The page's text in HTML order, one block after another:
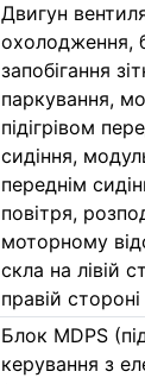
Двигун
охолодження,
запобігання
паркування,
підігрівом
сидіння,
переднім
повітря,
моторному
скла на лівій
правій
Блок MDPS
керування з